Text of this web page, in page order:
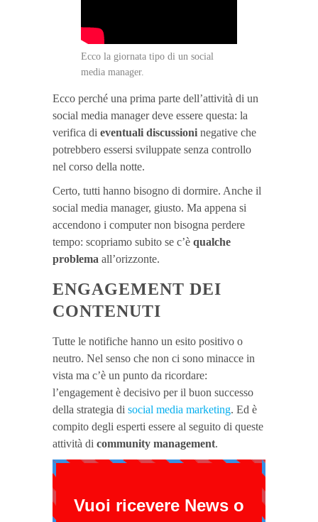
Ecco la giornata tipo di un social
media manager.
Ecco perché una prima parte dell’attività di un
social media manager deve essere questa: la
verifica di eventuali discussioni negative che
potrebbero essersi sviluppate senza controllo
nel corso della notte.
Certo, tutti hanno bisogno di dormire. Anche il
social media manager, giusto. Ma appena si
accendono i computer non bisogna perdere
tempo: scopriamo subito se c’è qualche
problema all’orizzonte.
ENGAGEMENT DEI
CONTENUTI
Tutte le notifiche hanno un esito positivo o
neutro. Nel senso che non ci sono minacce in
vista ma c’è un punto da ricordare:
l’engagement è decisivo per il buon successo
della strategia di social media marketing. Ed è
compito degli esperti essere al seguito di queste
attività di community management.